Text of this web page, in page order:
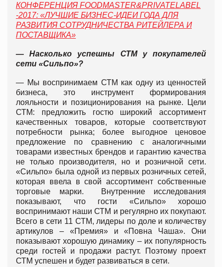
КОНФЕРЕНЦИЯ FOODMASTER&PRIVATELABEL
-2017: «ЛУЧШИЕ БИЗНЕС-ИДЕИ ГОДА ДЛЯ
РАЗВИТИЯ СОТРУДНИЧЕСТВА РИТЕЙЛЕРА И
ПОСТАВЩИКА»
— Насколько успешны СТМ у покупателей
сети «Сильпо»?
— Мы воспринимаем СТМ как одну из ценностей
бизнеса, это инструмент формирования
лояльности и позиционирования на рынке. Цели
СТМ: предложить гостю широкий ассортимент
качественных товаров, которые соответствуют
потребности рынка; более выгодное ценовое
предложение по сравнению с аналогичными
товарами известных брендов и гарантию качества
не только производителя, но и розничной сети.
«Сильпо» была одной из первых розничных сетей,
которая ввела в свой ассортимент собственные
торговые марки. Внутренние исследования
показывают, что гости «Сильпо» хорошо
воспринимают наши СТМ и регулярно их покупают.
Всего в сети 11 СТМ, лидеры по доле и количеству
артикулов – «Премия» и «Повна Чаша». Они
показывают хорошую динамику – их популярность
среди гостей и продажи растут. Поэтому проект
СТМ успешен и будет развиваться в сети.